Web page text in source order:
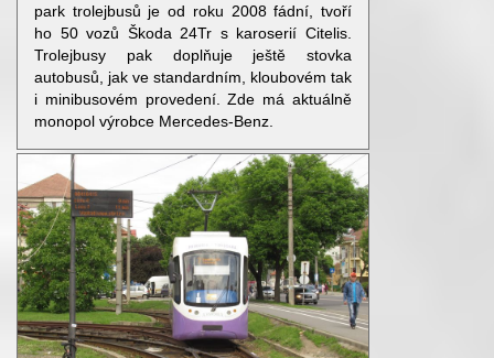
park trolejbusů je od roku 2008 fádní, tvoří
ho 50 vozů Škoda 24Tr s karoserií Citelis.
Trolejbusy pak doplňuje ještě stovka
autobusů, jak ve standardním, kloubovém tak
i minibusovém provedení. Zde má aktuálně
monopol výrobce Mercedes-Benz.